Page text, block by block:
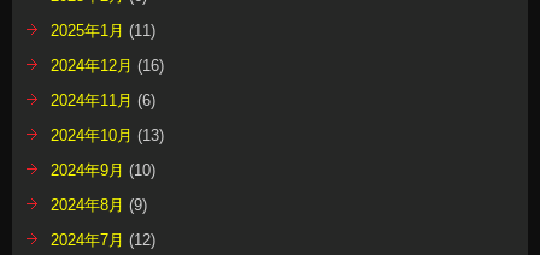
2025年1月 (11)
2024年12月 (16)
2024年11月 (6)
2024年10月 (13)
2024年9月 (10)
2024年8月 (9)
2024年7月 (12)